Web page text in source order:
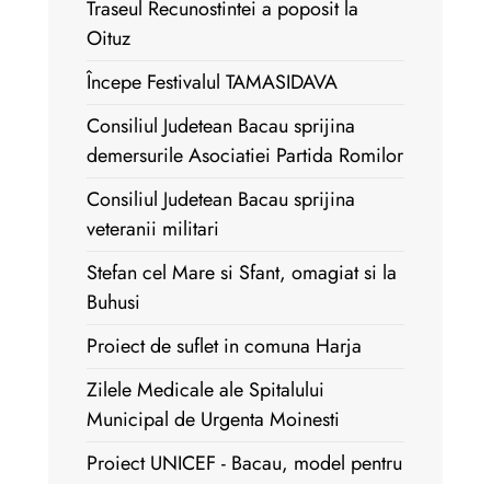
Traseul Recunostintei a poposit la
Oituz
Începe Festivalul TAMASIDAVA
Consiliul Judetean Bacau sprijina
demersurile Asociatiei Partida Romilor
Consiliul Judetean Bacau sprijina
veteranii militari
Stefan cel Mare si Sfant, omagiat si la
Buhusi
Proiect de suflet in comuna Harja
Zilele Medicale ale Spitalului
Municipal de Urgenta Moinesti
Proiect UNICEF - Bacau, model pentru